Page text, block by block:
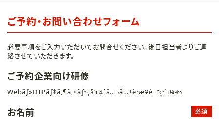
ご予約・お問い合わせフォーム
必要事項をご入力いただいてお問合せください。後日担当者よりご連
絡させていただきます。
ご予約企業向け研修
Webãƒ»DTPãƒ‡ã‚¶ã‚¤ãƒ³ç§‘ï¼ˆå…¬å…±è·æ¥­è¨“ç·´ï¼‰
お名前 必須